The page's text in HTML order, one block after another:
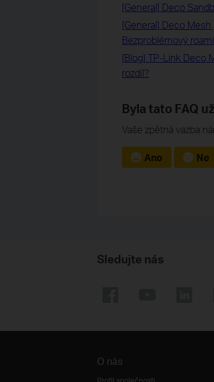
[General] Deco
[General] Deco
Bezproblémový
[Blog] TP-Link Deco
rozdíl?
Byla tato FAQ
Vaše zpětná vazba
Ano Ne
Sledujte nás
O nás